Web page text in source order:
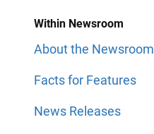
Within Newsroom
About the Newsroom
Facts for Features
News Releases